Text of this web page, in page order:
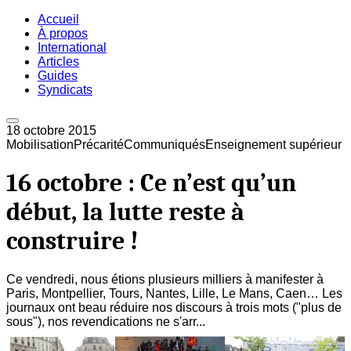
Accueil
À propos
International
Articles
Guides
Syndicats
18 octobre 2015
MobilisationPrécaritéCommuniquésEnseignement supérieur
16 octobre : Ce n’est qu’un
début, la lutte reste à
construire !
Ce vendredi, nous étions plusieurs milliers à manifester à
Paris, Montpellier, Tours, Nantes, Lille, Le Mans, Caen… Les
journaux ont beau réduire nos discours à trois mots ("plus de
sous"), nos revendications ne s'arr...